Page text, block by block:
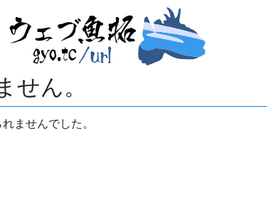
せん。
ませんでした。